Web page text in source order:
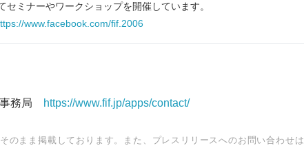
ミナーやワークショップを開催しています。
www.facebook.com/fif.2006
事務局
https://www.fif.jp/apps/contact/
のまま掲載しております。また、プレスリリースへのお問い合わせは